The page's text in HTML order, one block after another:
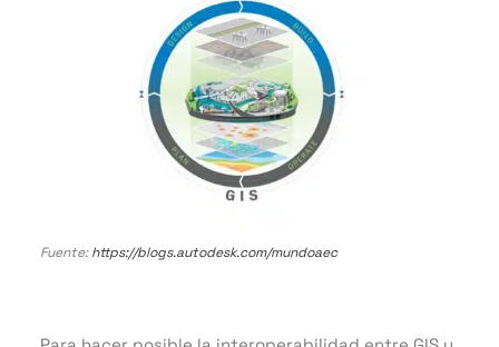
Fuente:https://blogs.autodesk.com/mundoaec